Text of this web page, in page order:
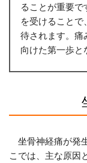
ることが重要で
を受けること
待されます。痛
向けた第一歩と
坐骨神経痛が発
こでは、主な原因